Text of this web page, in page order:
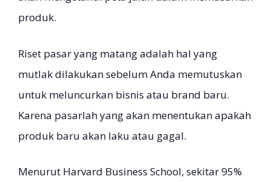
produk.
Riset pasar yang matang adalah hal yang
mutlak dilakukan sebelum Anda memutuskan
untuk meluncurkan bisnis atau brand baru.
Karena pasarlah yang akan menentukan apakah
produk baru akan laku atau gagal.
Menurut Harvard Business School, sekitar 95%